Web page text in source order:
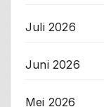
Juli 2026
Juni 2026
Mei 2026